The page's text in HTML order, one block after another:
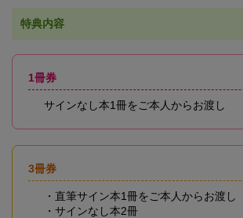
特典内容
1冊券
サインなし本1冊をご本人からお渡し
3冊券
・直筆サイン本1冊をご本人からお渡し
・サインなし本2冊